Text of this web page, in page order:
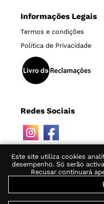
Este site utiliza cookies
desempenho. Só serão
Recusar continuará
Informações Legais
Termos e condições
Política de Privacidade
Redes Sociais
© 2019-2026